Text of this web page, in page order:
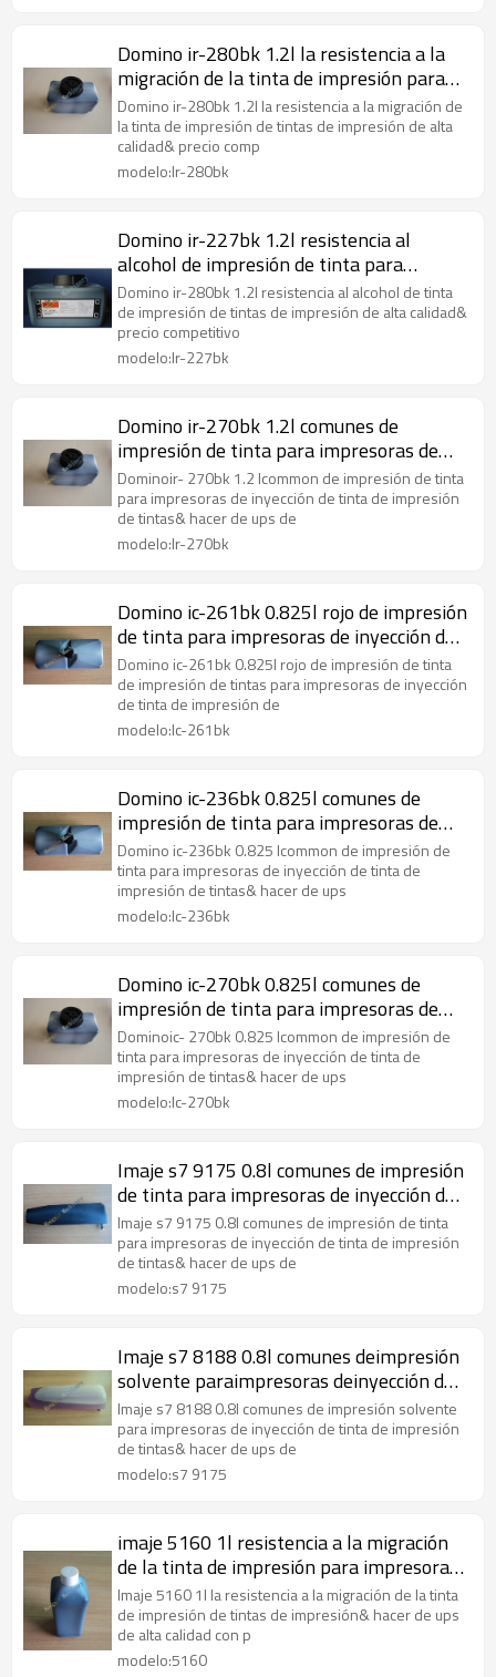
Domino ir-280bk 1.2l la resistencia a la
migración de la tinta de impresión para
impresoras de inyección de tinta
Domino ir-280bk 1.2l la resistencia a la migración de
la tinta de impresión de tintas de impresión de alta
calidad& precio comp
modelo:Ir-280bk
Domino ir-227bk 1.2l resistencia al
alcohol de impresión de tinta para
impresoras de inyección de tinta
Domino ir-280bk 1.2l resistencia al alcohol de tinta
de impresión de tintas de impresión de alta calidad&
precio competitivo
modelo:Ir-227bk
Domino ir-270bk 1.2l comunes de
impresión de tinta para impresoras de
inyección de tinta
Dominoir- 270bk 1.2 lcommon de impresión de tinta
para impresoras de inyección de tinta de impresión
de tintas& hacer de ups de
modelo:Ir-270bk
Domino ic-261bk 0.825l rojo de impresión
de tinta para impresoras de inyección de
tinta
Domino ic-261bk 0.825l rojo de impresión de tinta
de impresión de tintas para impresoras de inyección
de tinta de impresión de
modelo:Ic-261bk
Domino ic-236bk 0.825l comunes de
impresión de tinta para impresoras de
inyección de tinta
Domino ic-236bk 0.825 lcommon de impresión de
tinta para impresoras de inyección de tinta de
impresión de tintas& hacer de ups
modelo:Ic-236bk
Domino ic-270bk 0.825l comunes de
impresión de tinta para impresoras de
inyección de tinta
Dominoic- 270bk 0.825 lcommon de impresión de
tinta para impresoras de inyección de tinta de
impresión de tintas& hacer de ups
modelo:Ic-270bk
Imaje s7 9175 0.8l comunes de impresión
de tinta para impresoras de inyección de
tinta
Imaje s7 9175 0.8l comunes de impresión de tinta
para impresoras de inyección de tinta de impresión
de tintas& hacer de ups de
modelo:s7 9175
Imaje s7 8188 0.8l comunes deimpresión
solvente paraimpresoras deinyección de
tinta
Imaje s7 8188 0.8l comunes de impresión solvente
para impresoras de inyección de tinta de impresión
de tintas& hacer de ups de
modelo:s7 9175
imaje 5160 1l resistencia a la migración
de la tinta de impresión para impresoras
de inyección de tinta
Imaje 5160 1l la resistencia a la migración de la tinta
de impresión de tintas de impresión& hacer de ups
de alta calidad con p
modelo:5160